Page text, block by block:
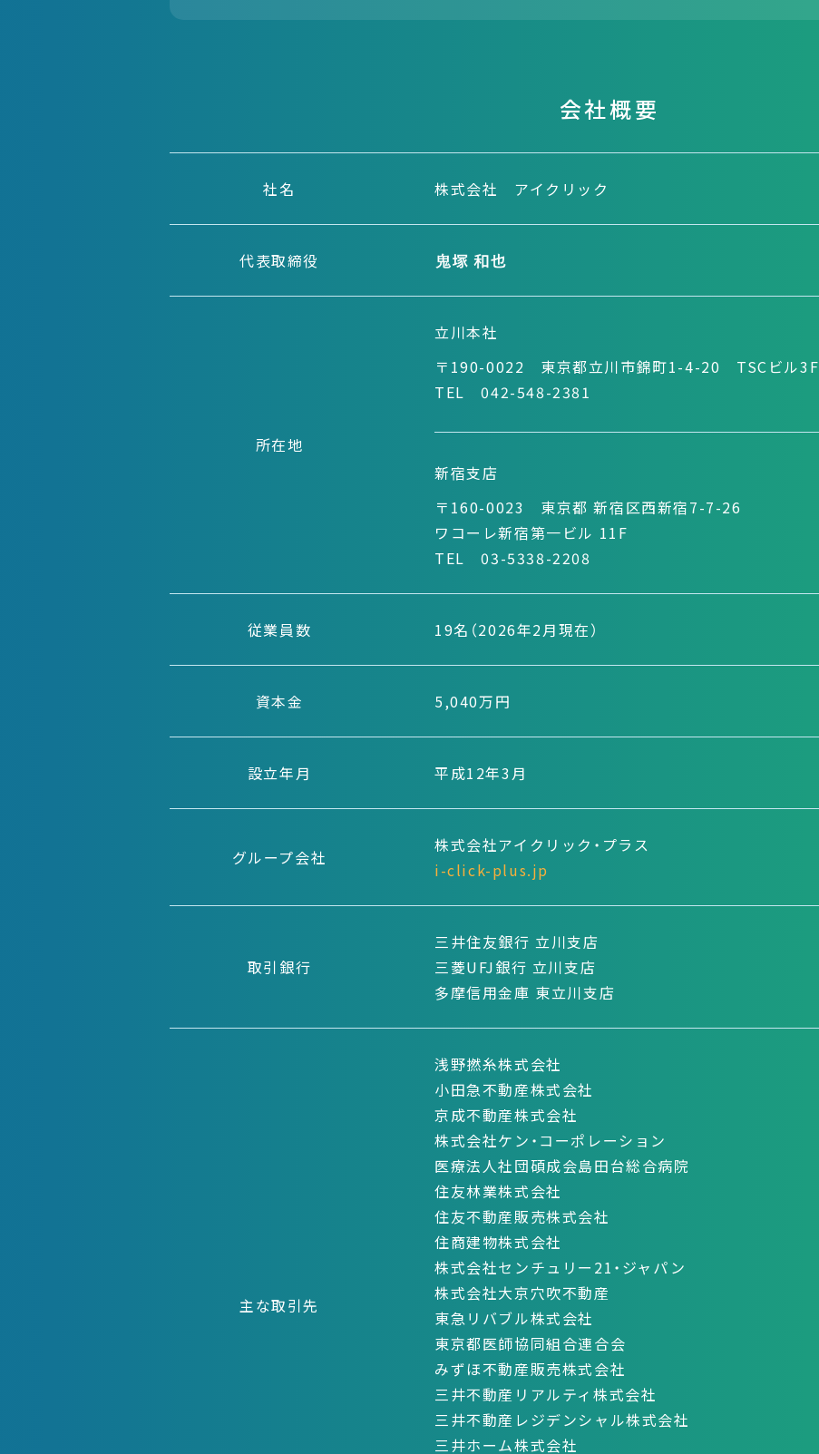
会社概要
社名 株式会社 アイクリック
代表取締役
所在地
立川本社
〒190-0022 東京都立川市錦町1-4-20 TSCビル3F
TEL 042-548-2381
新宿支店
〒160-0023 東京都 新宿区西新宿7-7-26
ワコーレ新宿第一ビル 11F
TEL 03-5338-2208
従業員数 19名（2026年2月現在）
資本金 5,040万円
設立年月 平成12年3月
グループ会社
株式会社アイクリック・プラス
i-click-plus.jp
取引銀行
三井住友銀行 立川支店
三菱UFJ銀行 立川支店
多摩信用金庫 東立川支店
主な取引先
浅野撚糸株式会社
小田急不動産株式会社
京成不動産株式会社
株式会社ケン・コーポレーション
医療法人社団碩成会島田台総合病院
住友林業株式会社
住友不動産販売株式会社
住商建物株式会社
株式会社センチュリー21・ジャパン
株式会社大京穴吹不動産
東急リバブル株式会社
東京都医師協同組合連合会
みずほ不動産販売株式会社
三井不動産リアルティ株式会社
三井不動産レジデンシャル株式会社
三井ホーム株式会社